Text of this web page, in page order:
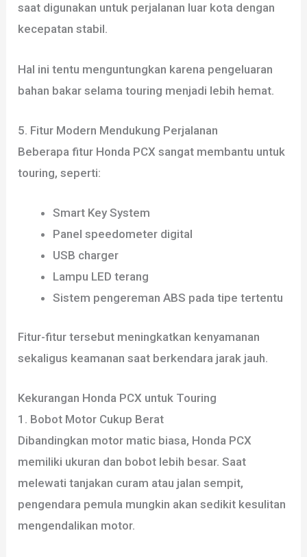
saat digunakan untuk perjalanan luar kota dengan
kecepatan stabil.
Hal ini tentu menguntungkan karena pengeluaran
bahan bakar selama touring menjadi lebih hemat.
5. Fitur Modern Mendukung Perjalanan
Beberapa fitur Honda PCX sangat membantu untuk
touring, seperti:
Smart Key System
Panel speedometer digital
USB charger
Lampu LED terang
Sistem pengereman ABS pada tipe tertentu
Fitur-fitur tersebut meningkatkan kenyamanan
sekaligus keamanan saat berkendara jarak jauh.
Kekurangan Honda PCX untuk Touring
1. Bobot Motor Cukup Berat
Dibandingkan motor matic biasa, Honda PCX
memiliki ukuran dan bobot lebih besar. Saat
melewati tanjakan curam atau jalan sempit,
pengendara pemula mungkin akan sedikit kesulitan
mengendalikan motor.